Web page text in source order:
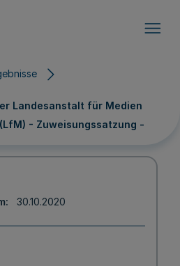
Landesanstalt für Medien
- Zuweisungssatzung -
30.10.2020